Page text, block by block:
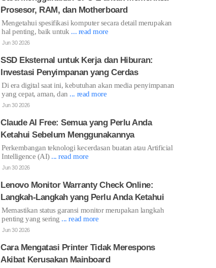
Prosesor, RAM, dan Motherboard
Mengetahui spesifikasi komputer secara detail merupakan
hal penting, baik untuk ... read more
Jun 30 2026
SSD Eksternal untuk Kerja dan Hiburan:
Investasi Penyimpanan yang Cerdas
Di era digital saat ini, kebutuhan akan media penyimpanan
yang cepat, aman, dan ... read more
Jun 30 2026
Claude AI Free: Semua yang Perlu Anda
Ketahui Sebelum Menggunakannya
Perkembangan teknologi kecerdasan buatan atau Artificial
Intelligence (AI) ... read more
Jun 30 2026
Lenovo Monitor Warranty Check Online:
Langkah-Langkah yang Perlu Anda Ketahui
Memastikan status garansi monitor merupakan langkah
penting yang sering ... read more
Jun 30 2026
Cara Mengatasi Printer Tidak Merespons
Akibat Kerusakan Mainboard